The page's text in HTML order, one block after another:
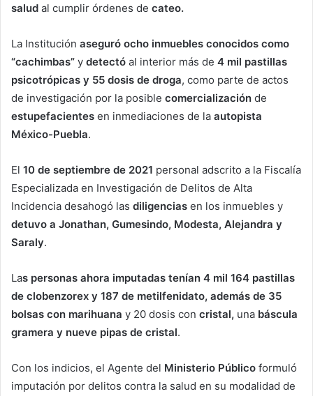
salud al cumplir órdenes de cateo.
La Institución aseguró ocho inmuebles conocidos como
“cachimbas” y detectó al interior más de 4 mil pastillas
psicotrópicas y 55 dosis de droga, como parte de actos
de investigación por la posible comercialización de
estupefacientes en inmediaciones de la autopista
México-Puebla.
El 10 de septiembre de 2021 personal adscrito a la Fiscalía
Especializada en Investigación de Delitos de Alta
Incidencia desahogó las diligencias en los inmuebles y
detuvo a Jonathan, Gumesindo, Modesta, Alejandra y
Saraly.
Las personas ahora imputadas tenían 4 mil 164 pastillas
de clobenzorex y 187 de metilfenidato, además de 35
bolsas con marihuana y 20 dosis con cristal, una báscula
gramera y nueve pipas de cristal.
Con los indicios, el Agente del Ministerio Público formuló
imputación por delitos contra la salud en su modalidad de